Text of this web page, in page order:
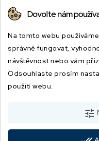
speciálních slevách.
Dovolte nám
Na tomto webu
správně fungovat,
návštěvnost nebo vám
Odsouhlaste prosím
použití webu.
tune